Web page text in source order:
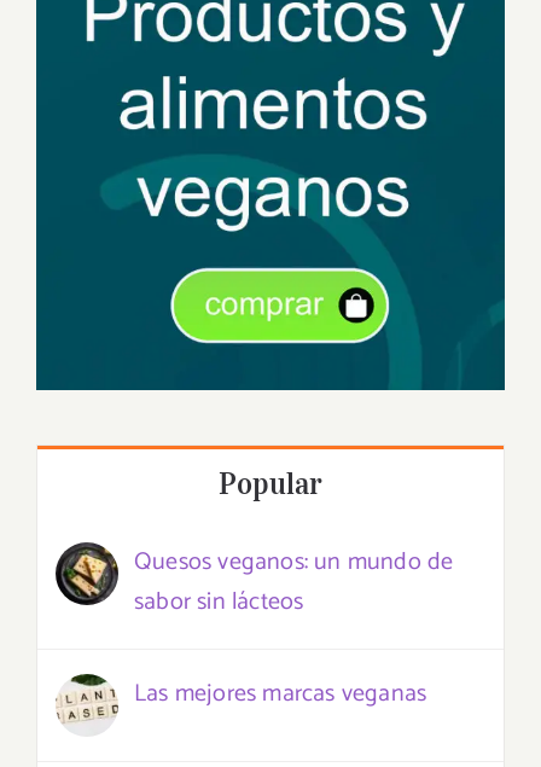
Popular
Quesos veganos: un mundo de
sabor sin lácteos
Las mejores marcas veganas